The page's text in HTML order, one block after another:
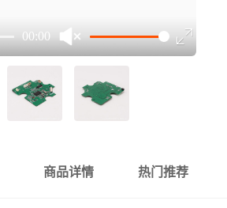
00:00
商品详情 热门推荐